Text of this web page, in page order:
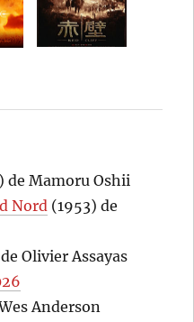
de Mamoru Oshii
Nord (1953) de
Olivier Assayas
Anderson